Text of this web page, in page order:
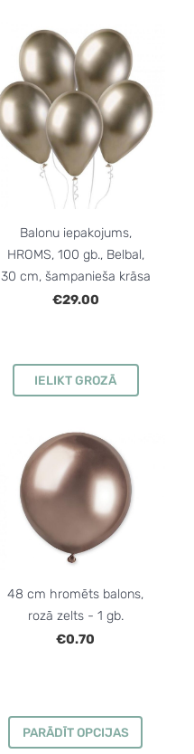
Balonu iepakojums,
HROMS, 100 gb., Belbal,
30 cm, šampanieša krāsa
€29.00
IELIKT GROZĀ
48 cm hromēts balons,
rozā zelts - 1 gb.
€0.70
PARĀDĪT OPCIJAS